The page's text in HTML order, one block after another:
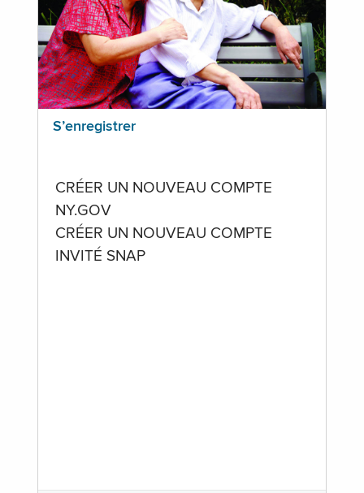
S’enregistrer
CRÉER UN NOUVEAU COMPTE
NY.GOV
CRÉER UN NOUVEAU COMPTE
INVITÉ SNAP